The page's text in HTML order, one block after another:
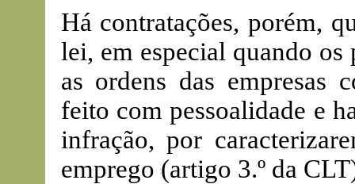
Há contratações, porém,
lei, em especial quando
as ordens das empresas
feito com pessoalidade e
infração, por
emprego (artigo 3.º da